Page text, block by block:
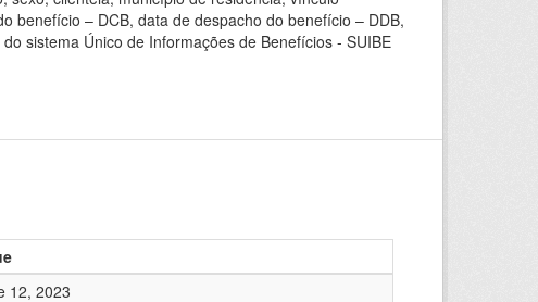
benefício – DCB, data de despacho do benefício – DDB,
sistema Único de Informações de Benefícios - SUIBE
12, 2023